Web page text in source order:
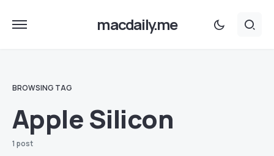
macdaily.me
BROWSING TAG
Apple Silicon
1 post